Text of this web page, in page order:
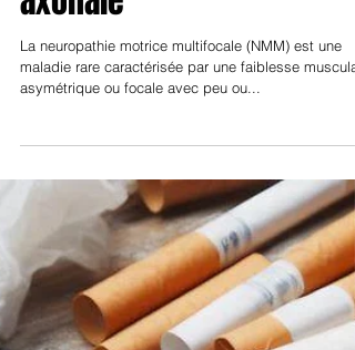
des tests d'excitabilité
axonale
La neuropathie motrice multifocale (NMM) est une
asymétrique ou focale avec peu ou...